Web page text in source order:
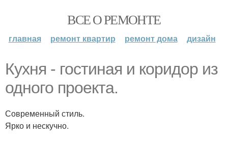
ВСЕ О РЕМОНТЕ
главная ремонт квартир ремонт дома дизайн
Кухня - гостиная и коридор из
одного проекта.
Современный стиль.
Ярко и нескучно.